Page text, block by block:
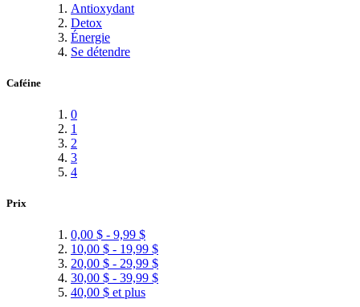
Antioxydant
Detox
Énergie
Se détendre
Caféine
0
1
2
3
4
Prix
0,00 $ - 9,99 $
10,00 $ - 19,99 $
20,00 $ - 29,99 $
30,00 $ - 39,99 $
40,00 $ et plus